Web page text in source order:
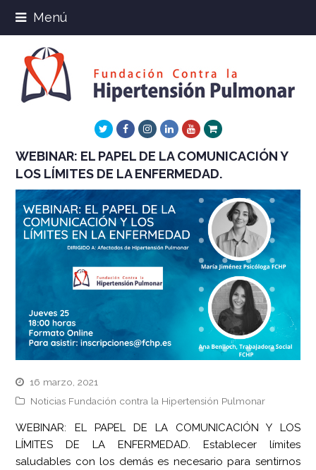
Menú
TwitterFacebookInstagram
LinkedInYoutube
Xing
WEBINAR: EL PAPEL DE LA COMUNICACIÓN Y
LOS LÍMITES DE LA ENFERMEDAD.
16 marzo, 2021
Noticias Fundación contra la Hipertensión Pulmonar
WEBINAR: EL PAPEL DE LA COMUNICACIÓN Y LOS
LÍMITES DE LA ENFERMEDAD. Establecer límites
saludables con los demás es necesario para sentirnos